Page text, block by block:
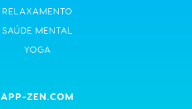
RELAXAMENTO
SAÚDE MENTAL
YOGA
APP-ZEN.COM